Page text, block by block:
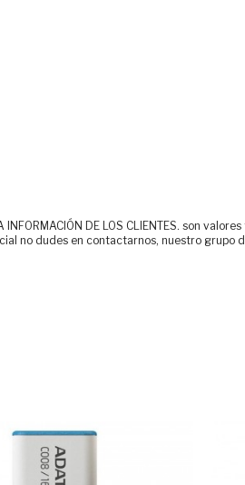
INFORMACIÓN DE LOS CLIENTES. son
no dudes en contactarnos, nuestro grupo